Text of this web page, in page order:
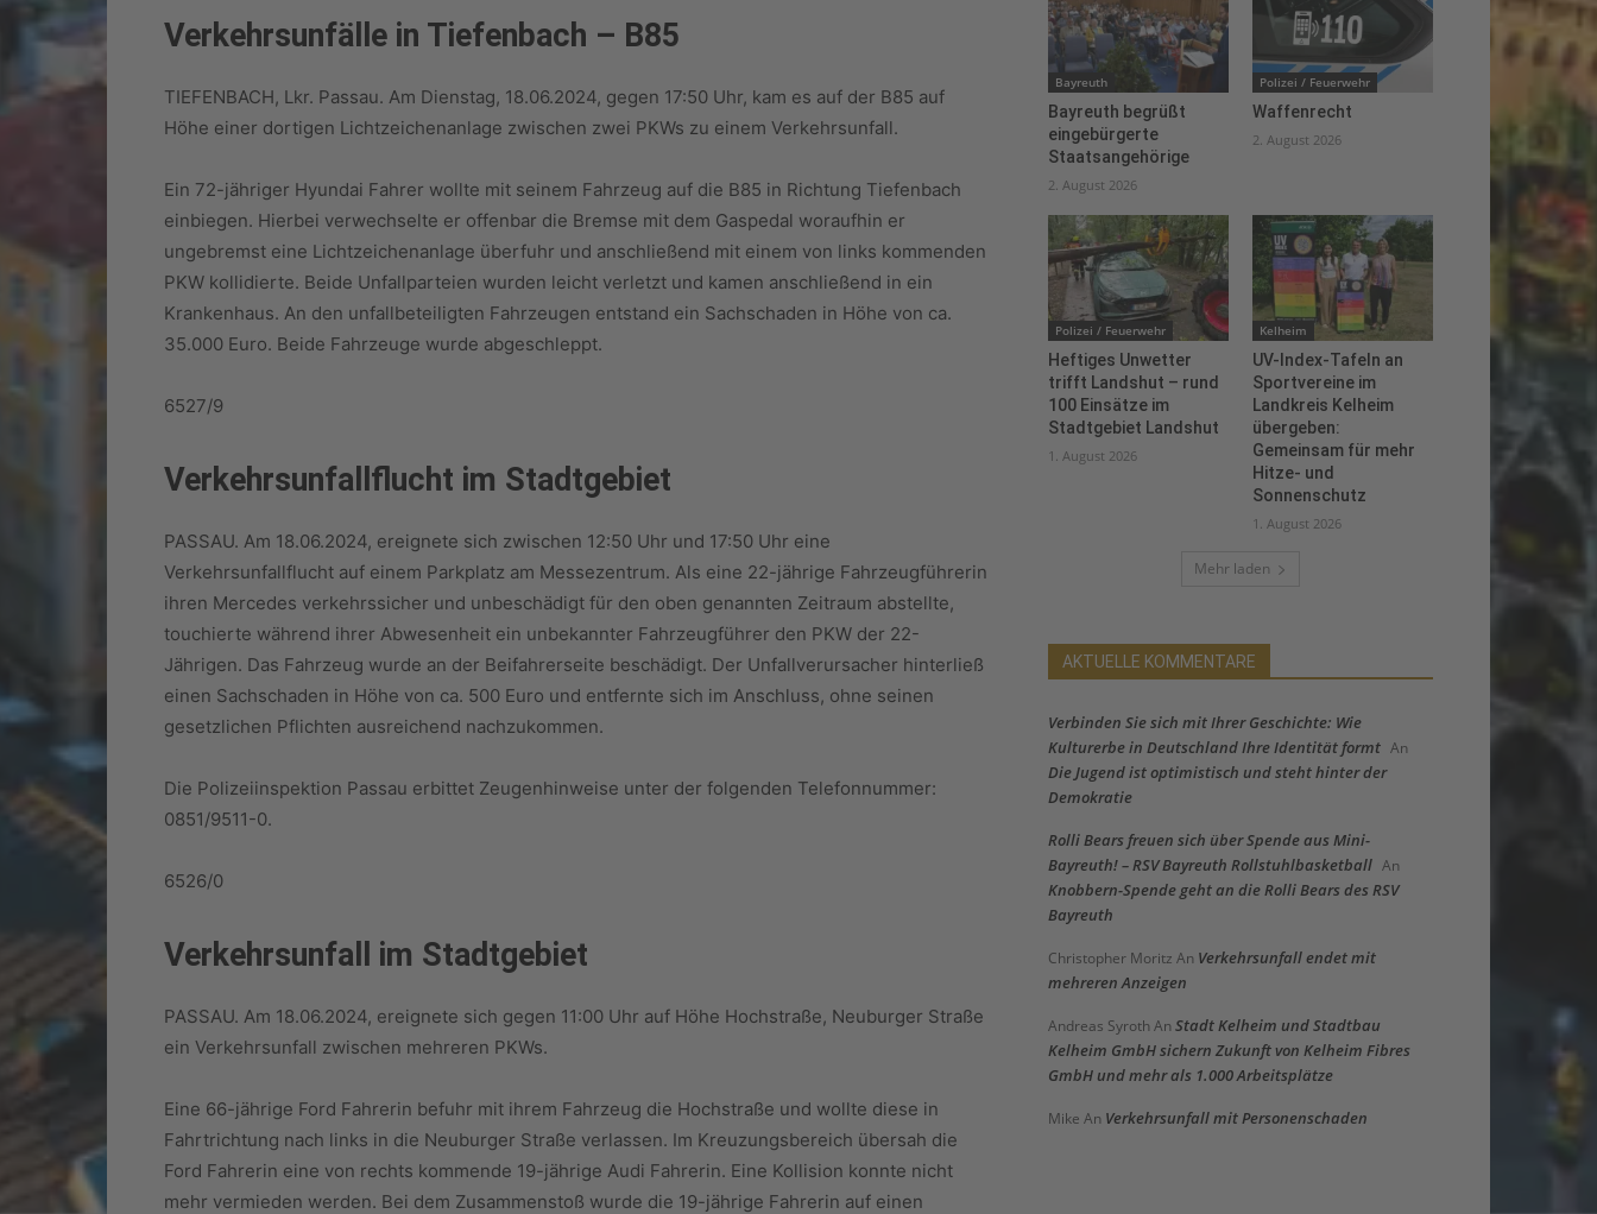
Verkehrsunfälle in Tiefenbach – B85
TIEFENBACH, Lkr. Passau. Am Dienstag, 18.06.2024, gegen 17:50 Uhr, kam es auf der B85 auf
Höhe einer dortigen Lichtzeichenanlage zwischen zwei PKWs zu einem Verkehrsunfall.
Ein 72-jähriger Hyundai Fahrer wollte mit seinem Fahrzeug auf die B85 in Richtung Tiefenbach
einbiegen. Hierbei verwechselte er offenbar die Bremse mit dem Gaspedal woraufhin er
ungebremst eine Lichtzeichenanlage überfuhr und anschließend mit einem von links kommenden
PKW kollidierte. Beide Unfallparteien wurden leicht verletzt und kamen anschließend in ein
Krankenhaus. An den unfallbeteiligten Fahrzeugen entstand ein Sachschaden in Höhe von ca.
35.000 Euro. Beide Fahrzeuge wurde abgeschleppt.
6527/9
Verkehrsunfallflucht im Stadtgebiet
PASSAU. Am 18.06.2024, ereignete sich zwischen 12:50 Uhr und 17:50 Uhr eine
Verkehrsunfallflucht auf einem Parkplatz am Messezentrum. Als eine 22-jährige Fahrzeugführerin
ihren Mercedes verkehrssicher und unbeschädigt für den oben genannten Zeitraum abstellte,
touchierte während ihrer Abwesenheit ein unbekannter Fahrzeugführer den PKW der 22-
Jährigen. Das Fahrzeug wurde an der Beifahrerseite beschädigt. Der Unfallverursacher hinterließ
einen Sachschaden in Höhe von ca. 500 Euro und entfernte sich im Anschluss, ohne seinen
gesetzlichen Pflichten ausreichend nachzukommen.
Die Polizeiinspektion Passau erbittet Zeugenhinweise unter der folgenden Telefonnummer:
0851/9511-0.
6526/0
Verkehrsunfall im Stadtgebiet
PASSAU. Am 18.06.2024, ereignete sich gegen 11:00 Uhr auf Höhe Hochstraße, Neuburger Straße
ein Verkehrsunfall zwischen mehreren PKWs.
Eine 66-jährige Ford Fahrerin befuhr mit ihrem Fahrzeug die Hochstraße und wollte diese in
Fahrtrichtung nach links in die Neuburger Straße verlassen. Im Kreuzungsbereich übersah die
Ford Fahrerin eine von rechts kommende 19-jährige Audi Fahrerin. Eine Kollision konnte nicht
mehr vermieden werden. Bei dem Zusammenstoß wurde die 19-jährige Fahrerin auf einen
Bayreuth
Bayreuth begrüßt
eingebürgerte
Staatsangehörige
2. August 2026
Polizei / Feuerwehr
Waffenrecht
2. August 2026
Polizei / Feuerwehr
Heftiges Unwetter
trifft Landshut – rund
100 Einsätze im
Stadtgebiet Landshut
1. August 2026
Kelheim
UV-Index-Tafeln an
Sportvereine im
Landkreis Kelheim
übergeben:
Gemeinsam für mehr
Hitze- und
Sonnenschutz
1. August 2026
Mehr laden
AKTUELLE KOMMENTARE
Verbinden Sie sich mit Ihrer Geschichte: Wie
Kulturerbe in Deutschland Ihre Identität formt An
Die Jugend ist optimistisch und steht hinter der
Demokratie
Rolli Bears freuen sich über Spende aus Mini-
Bayreuth! – RSV Bayreuth Rollstuhlbasketball An
Knobbern-Spende geht an die Rolli Bears des RSV
Bayreuth
Christopher Moritz An Verkehrsunfall endet mit
mehreren Anzeigen
Andreas Syroth An Stadt Kelheim und Stadtbau
Kelheim GmbH sichern Zukunft von Kelheim Fibres
GmbH und mehr als 1.000 Arbeitsplätze
Mike An Verkehrsunfall mit Personenschaden